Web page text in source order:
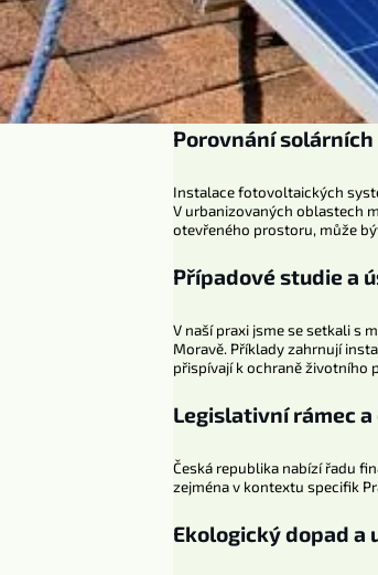
Porovnání
Instalace fotovoltaických
V urbanizovaných oblastech
otevřeného prostoru, může
Případové studie a
V naší praxi jsme se setkali s
Moravě. Příklady zahrnují
přispívají k ochraně životního
Legislativní rámec
Česká republika nabízí řadu
zejména v kontextu specifik
Ekologický dopad